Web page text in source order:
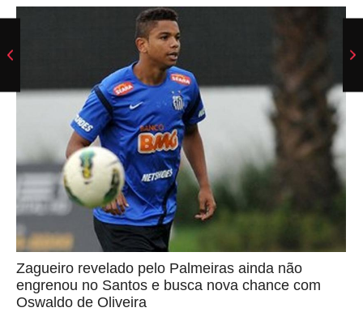
Zagueiro revelado pelo Palmeiras ainda não
engrenou no Santos e busca nova chance com
Oswaldo de Oliveira